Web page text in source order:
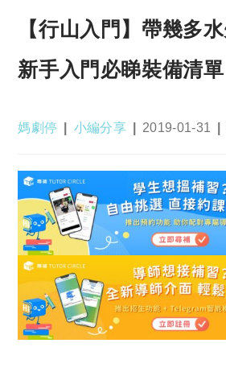
【行山入門】帶幾多
新手入門必睇裝備清單
Post
媽劇停
Post
小編分享
Post
2019-01-31